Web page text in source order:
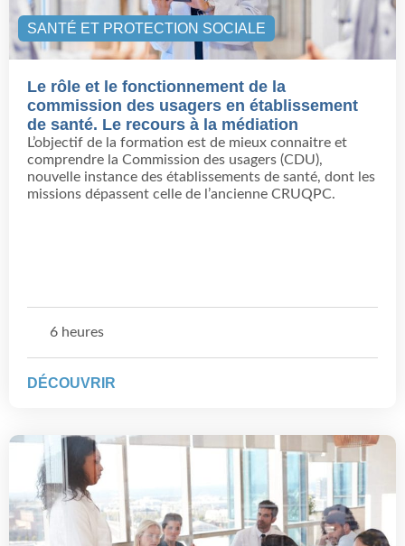
SANTÉ ET PROTECTION SOCIALE
Le rôle et le fonctionnement de la
commission des usagers en établissement
de santé. Le recours à la médiation
L’objectif de la formation est de mieux connaitre et
comprendre la Commission des usagers (CDU),
nouvelle instance des établissements de santé, dont les
missions dépassent celle de l’ancienne CRUQPC.
6 heures
DÉCOUVRIR